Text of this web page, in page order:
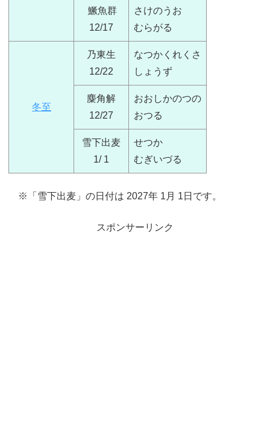
鱖魚群
12/17
さけのうお
むらがる
冬至
乃東生
12/22
なつかくれくさ
しょうず
麋角解
12/27
おおしかのつの
おつる
雪下出麦
1/ 1
せつか
むぎいづる
※「雪下出麦」の日付は 2027年 1月 1日です。
スポンサーリンク